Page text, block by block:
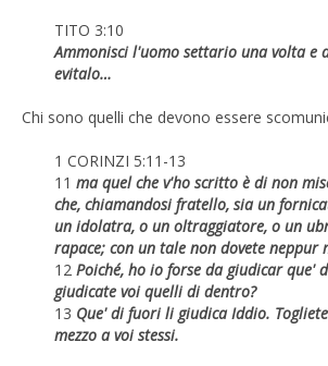
TITO 3:10
Ammonisci l'uomo settario una volta e
evitalo…
Chi sono quelli che devono essere
1 CORINZI 5:11-13
11 ma quel che v'ho scritto è di non
che, chiamandosi fratello, sia un
un idolatra, o un oltraggiatore, o un
rapace; con un tale non dovete neppur
12 Poiché, ho io forse da giudicar que'
giudicate voi quelli di dentro?
13 Que' di fuori li giudica Iddio.
mezzo a voi stessi.